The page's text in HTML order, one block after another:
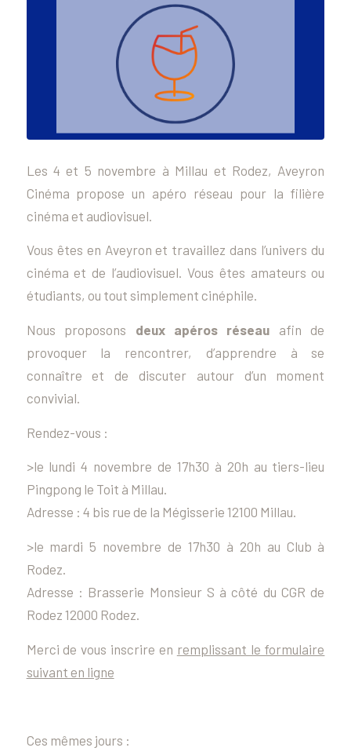
Les 4 et 5 novembre à Millau et Rodez, Aveyron
Cinéma propose un apéro réseau pour la filière
cinéma et audiovisuel.
Vous êtes en Aveyron et travaillez dans l’univers du
cinéma et de l’audiovisuel. Vous êtes amateurs ou
étudiants, ou tout simplement cinéphile.
Nous proposons deux apéros réseau afin de
provoquer la rencontrer, d’apprendre à se
connaître et de discuter autour d’un moment
convivial.
Rendez-vous :
>le lundi 4 novembre de 17h30 à 20h au tiers-lieu
Pingpong le Toit à Millau.
Adresse : 4 bis rue de la Mégisserie 12100 Millau.
>le mardi 5 novembre de 17h30 à 20h au Club à
Rodez.
Adresse : Brasserie Monsieur S à côté du CGR de
Rodez 12000 Rodez.
Merci de vous inscrire en remplissant le formulaire
suivant en ligne
Ces mêmes jours :